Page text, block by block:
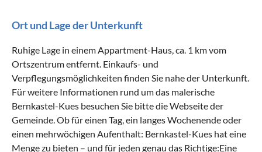
Ort und Lage der Unterkunft
Ruhige Lage in einem Appartment-Haus, ca. 1 km vom
Ortszentrum entfernt. Einkaufs- und
Verpflegungsmöglichkeiten finden Sie nahe der Unterkunft.
Für weitere Informationen rund um das malerische
Bernkastel-Kues besuchen Sie bitte die Webseite der
Gemeinde. Ob für einen Tag, ein langes Wochenende oder
einen mehrwöchigen Aufenthalt: Bernkastel-Kues hat eine
Menge zu bieten – und für jeden genau das Richtige:Eine